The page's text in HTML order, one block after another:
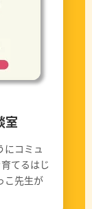
室
にコミュ
てるはじ
こ先生が